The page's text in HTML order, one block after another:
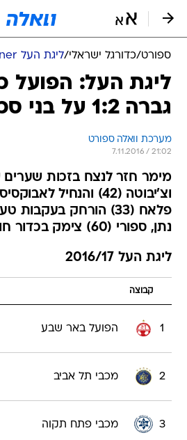
ספורט/כדורגל ישראלי/ליגת העל Winner
ליגת העל: הפועל
גברה 1:2 על בני סכנין
מערכת וואלה ספורט
7.11.2016 / 21:02
וצ'יבוטה (42) והנחיל
פלאח (33) הורחק
נתן, ספורי (60) צימק בכדור חופשי נהדר
ליגת העל 2016/17
קבוצה
1 הפועל באר שבע
2 מכבי תל אביב
3 מכבי פתח תקוה